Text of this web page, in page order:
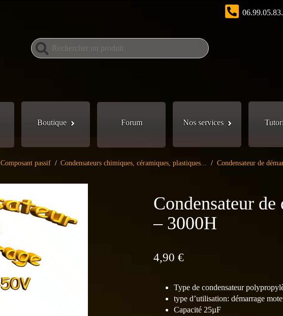
Boutique Forum Nos services
Composant passif / Condensateurs chimiques, céramiques, plastiques... / Condensateur de
Condensateur
– 3000H
4,90 €
Type de condensateur
type d’utilisation: démarrage
Capacité 25µF